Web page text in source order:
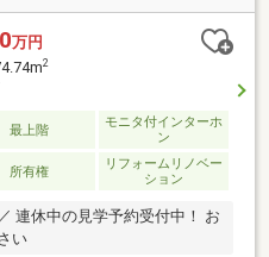
万円
2
最上階
モニタ付インターホ
ン
所有権
リフォームリノベー
ション
連休中の見学予約受付中！ お
い